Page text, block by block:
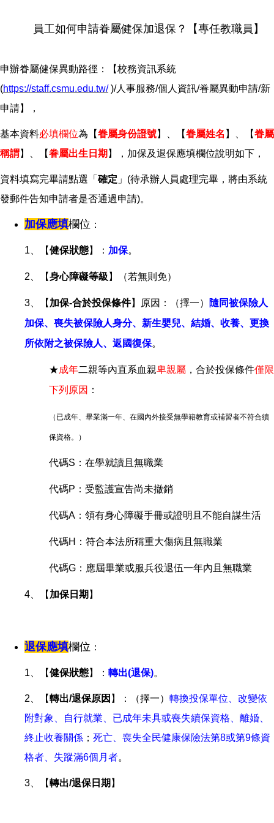
員工如何申請眷屬健保加退保？【專任教職員】
申辦眷屬健保異動路徑：【校務資訊系統
(https://staff.csmu.edu.tw/ )/人事服務/個人資訊/眷屬異動申請/新
申請】，
基本資料必填欄位為 【眷屬身份證號】 【眷屬姓名 】 【眷屬
稱謂】 【眷屬出生日期 】，加保及退保應填欄位說明如下 ，
資料填寫完畢請點選「 確定 」(待承辦人員處理完畢，將由系統
發郵件告知申請者是否通過申請)。
加保應填欄位 ：
1、【健保狀態】 ： 加保。
2、【身心障礙等級 】 （若無則免）
3、【 加保-合於投保條件】原因：（擇一）
隨同被保險人
加保、喪失被保險人身分、新生嬰兒、結婚、收養、更換
所依附之被保險人、返國復保。
★成年二親等內直系血親卑親屬 ，合於投保條件僅限
下列原因 ：
（已成年、畢業滿一年、在國內外接受無學籍教育或補習者不符合續
保資格。）
代碼S：在學就讀且無職業
代碼P：受監護宣告尚未撤銷
代碼A：領有身心障礙手冊或證明且不能自謀生活
代碼H：符合本法所稱重大傷病且無職業
代碼G：應屆畢業或服兵役退伍一年內且無職業
4、【 加保日期 】
退保應填欄位 ：
1、 【健保狀態】 ： 轉出(退保)。
2、【轉出/退保原因 】 ： （擇一） 轉換投保單位 、改變依
附對象
、自行就業 、已成年未具或喪失續保資格 、離婚
終止收養關係 ； 死亡 、喪失全民健康保險法第8或第9條資
格者
失蹤滿6個月者。
3、【轉出/退保日期 】